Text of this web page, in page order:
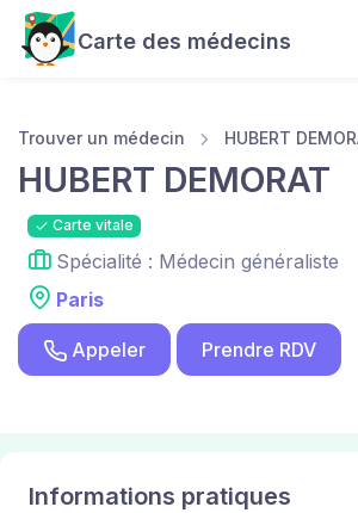
Carte des médecins
Trouver un médecin HUBERT
HUBERT DEMORAT
Carte vitale
Spécialité : Médecin généraliste
Paris
Appeler Prendre RDV
Informations pratiques